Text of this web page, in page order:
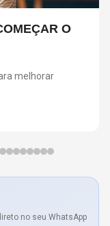
O
melhorar
no seu WhatsApp